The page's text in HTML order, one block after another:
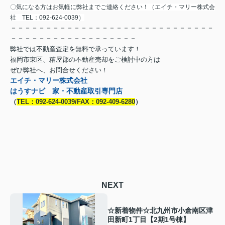
〇気になる方はお気軽に弊社までご連絡ください！（エイチ・マリー株式会
社 TEL：092-624-0039）
－－－－－－－－－－－－－－－－－－－－－－－－－－－－－
－－－－－－－－－－－－－－－－－－
弊社では不動産査定を無料で承っています！
福岡市東区、糟屋郡の不動産売却をご検討中の方は
ぜひ弊社へ、お問合せください！
エイチ・マリー株式会社
はうすナビ 家・不動産取引専門店
（TEL：092-624-0039/FAX：092-409-6280）
NEXT
☆新着物件☆北九州市小倉南区津
田新町1丁目【2期1号棟】